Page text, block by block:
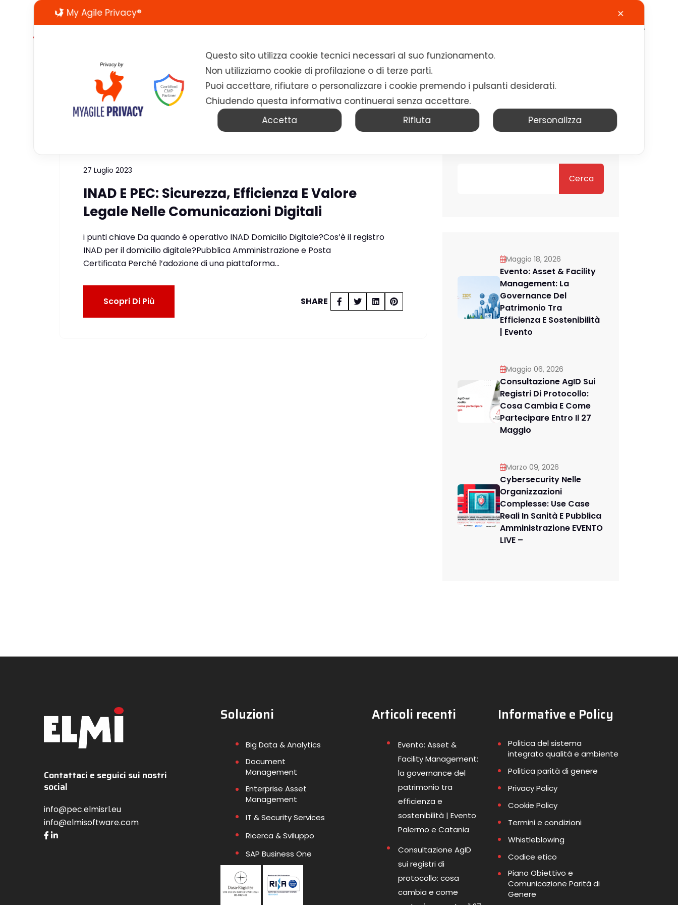
Home Chi siamo Soluzioni News Calendario Contatti Lavora con noi
Tag:digitalizzazione dei processi
27 Luglio 2023
INAD E PEC: Sicurezza, Efficienza E Valore
Legale Nelle Comunicazioni Digitali
i punti chiave Da quando è operativo INAD Domicilio Digitale?Cos’è il registro
INAD per il domicilio digitale?Pubblica Amministrazione e Posta
Certificata Perché l’adozione di una piattaforma…
Scopri Di Più SHARE
Cerca
Maggio 18, 2026
Evento: Asset & Facility
Management: La
Governance Del
Patrimonio Tra
Efficienza E Sostenibilità
| Evento
Maggio 06, 2026
Consultazione AgID Sui
Registri Di Protocollo:
Cosa Cambia E Come
Partecipare Entro Il 27
Maggio
Marzo 09, 2026
Cybersecurity Nelle
Organizzazioni
Complesse: Use Case
Reali In Sanità E Pubblica
Amministrazione EVENTO
LIVE –
Contattaci e seguici sui nostri
social
info@pec.elmisrl.eu
info@elmisoftware.com
Soluzioni
Big Data & Analytics
Document
Management
Enterprise Asset
Management
IT & Security Services
Ricerca & Sviluppo
SAP Business One
Articoli recenti
Evento: Asset &
Facility Management:
la governance del
patrimonio tra
efficienza e
sostenibilità | Evento
Palermo e Catania
Consultazione AgID
sui registri di
protocollo: cosa
cambia e come
Informative e Policy
Politica del sistema
integrato qualità e ambiente
Politica parità di genere
Privacy Policy
Cookie Policy
Termini e condizioni
Whistleblowing
Codice etico
Piano Obiettivo e
Comunicazione Parità di
Genere
My Agile Privacy® ✕
Questo sito utilizza cookie tecnici necessari al suo funzionamento.
Non utilizziamo cookie di profilazione o di terze parti.
Puoi accettare, rifiutare o personalizzare i cookie premendo i pulsanti desiderati.
Chiudendo questa informativa continuerai senza accettare.
Accetta
Rifiuta Personalizza